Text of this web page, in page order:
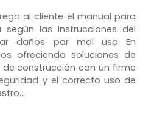
al cliente el manual para
según las instrucciones del
daños por mal uso En
ofreciendo soluciones de
construcción con un firme
y el correcto uso de